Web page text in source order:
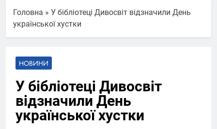
Головна » У бібліотеці Дивосвіт відзначили День
української хустки
НОВИНИ
У бібліотеці Дивосвіт
відзначили День
української хустки